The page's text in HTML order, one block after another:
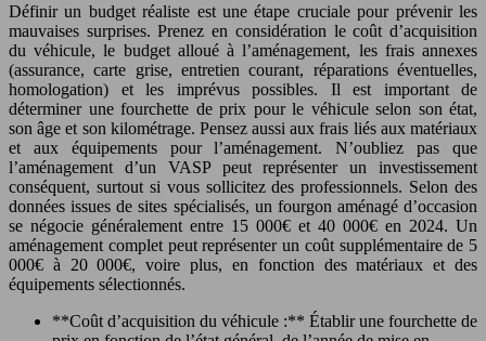
Définir un budget réaliste est une étape cruciale pour prévenir les
mauvaises surprises. Prenez en considération le coût d’acquisition
du véhicule, le budget alloué à l’aménagement, les frais annexes
(assurance, carte grise, entretien courant, réparations éventuelles,
homologation) et les imprévus possibles. Il est important de
déterminer une fourchette de prix pour le véhicule selon son état,
son âge et son kilométrage. Pensez aussi aux frais liés aux matériaux
et aux équipements pour l’aménagement. N’oubliez pas que
l’aménagement d’un VASP peut représenter un investissement
conséquent, surtout si vous sollicitez des professionnels. Selon des
données issues de sites spécialisés, un fourgon aménagé d’occasion
se négocie généralement entre 15 000€ et 40 000€ en 2024. Un
aménagement complet peut représenter un coût supplémentaire de 5
000€ à 20 000€, voire plus, en fonction des matériaux et des
équipements sélectionnés.
**Coût d’acquisition du véhicule :** Établir une fourchette de